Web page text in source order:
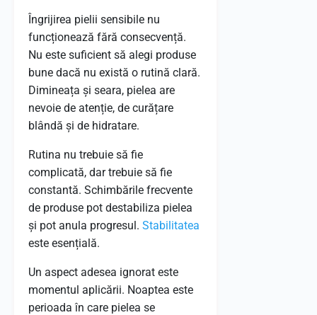
Îngrijirea pielii sensibile nu
funcționează fără consecvență.
Nu este suficient să alegi produse
bune dacă nu există o rutină clară.
Dimineața și seara, pielea are
nevoie de atenție, de curățare
blândă și de hidratare.
Rutina nu trebuie să fie
complicată, dar trebuie să fie
constantă. Schimbările frecvente
de produse pot destabiliza pielea
și pot anula progresul. Stabilitatea
este esențială.
Un aspect adesea ignorat este
momentul aplicării. Noaptea este
perioada în care pielea se